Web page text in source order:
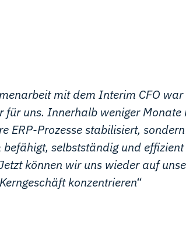
mit dem Interim CFO war
für uns. Innerhalb weniger Monate
ERP-Prozesse stabilisiert,
befähigt, selbstständig und
können wir uns wieder auf
Kerngeschäft konzentrieren“